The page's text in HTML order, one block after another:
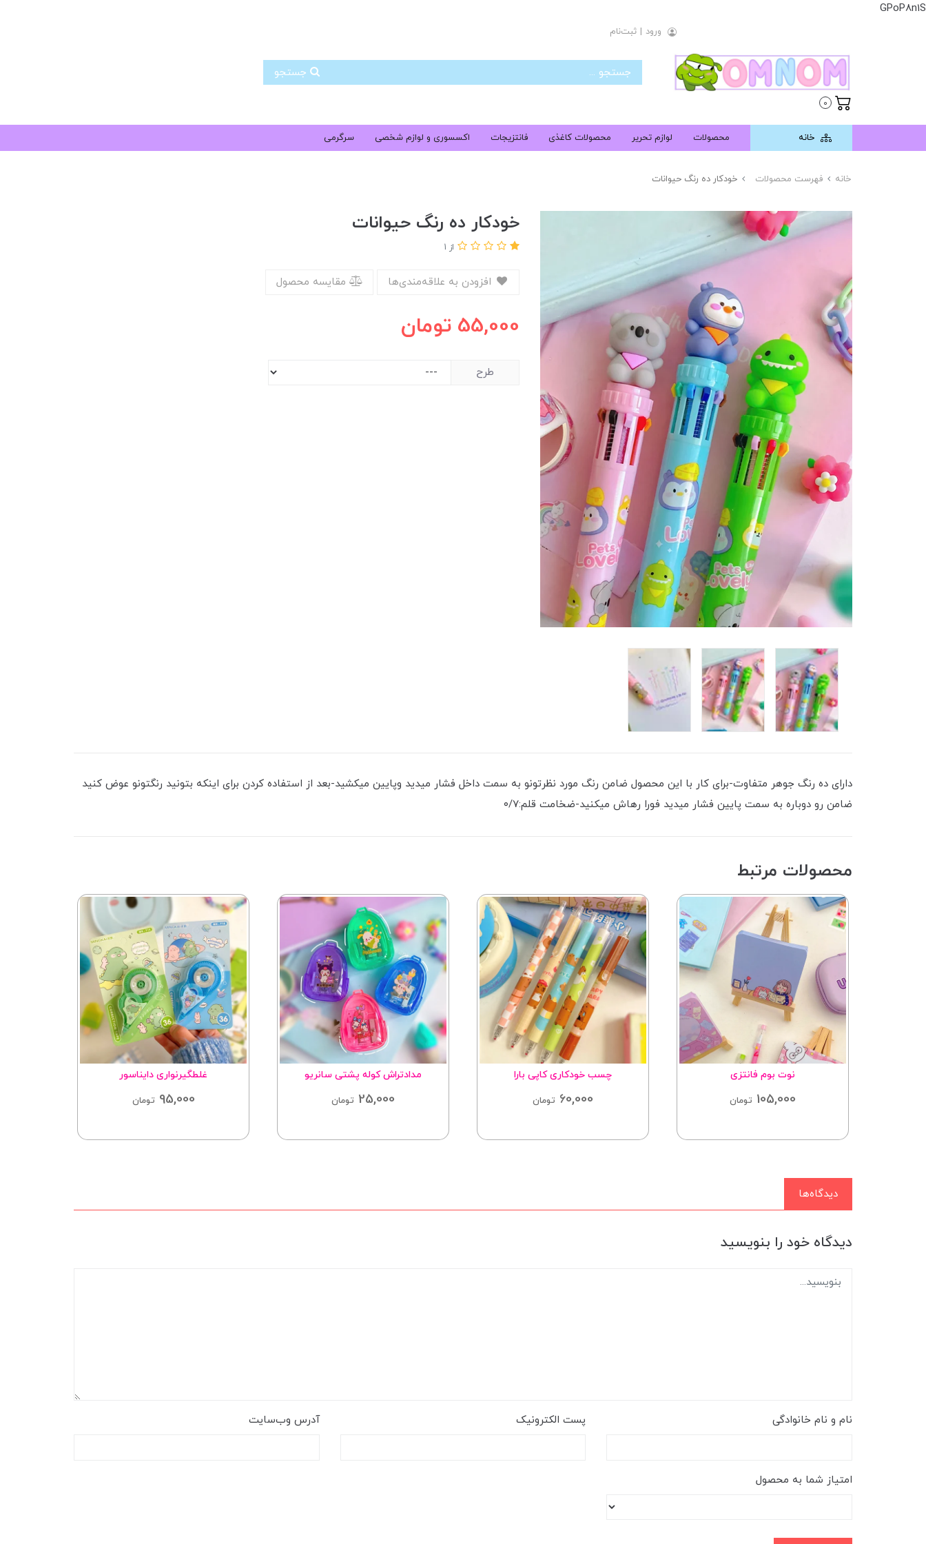
GPoP8n1S
ورود | ثبت‌نام
0
خانه محصولات لوازم تحریر محصولات کاغذی فانتزیجات اکسسوری و لوازم شخصی سرگرمی
خانه فهرست محصولات خودکار ده رنگ حیوانات
خودکار ده رنگ حیوانات
از 1
مقایسه محصول
55,000 تومان
طرح
دارای ده رنگ جوهر متفاوت-برای کار با این محصول ضامن رنگ مورد نظرتونو به سمت داخل فشار میدید وپایین میکشید-بعد از استفاده کردن برای اینکه بتونید رنگتونو عوض کنید
ضامن رو دوباره به سمت پایین فشار میدید ‌فورا رهاش میکنید-ضخامت قلم:۰/۷
محصولات مرتبط
نوت بوم فانتزی
105,000 تومان
چسب خودکاری کاپی بارا
60,000 تومان
مدادتراش کوله پشتی سانریو
25,000 تومان
غلطگیرنواری دایناسور
95,000 تومان
دیدگاه‌ها
دیدگاه خود را بنویسید
نام و نام خانوادگی پست الکترونیک آدرس وب‌سایت
امتیاز شما به محصول